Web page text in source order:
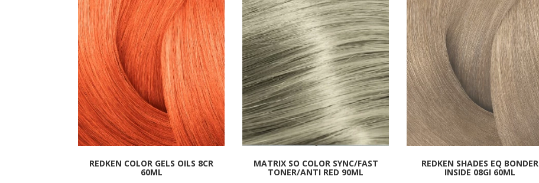
REDKEN COLOR GELS OILS 8CR
60ML
MATRIX SO COLOR SYNC/FAST
TONER/ANTI RED 90ML
REDKEN SHADES EQ BONDER
INSIDE 08GI 60ML